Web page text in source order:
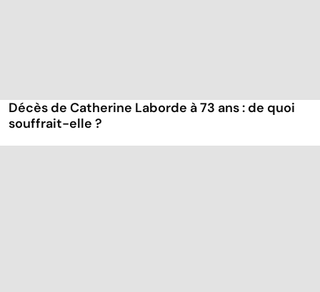
Décès de Catherine Laborde à 73 ans : de quoi
souffrait-elle ?